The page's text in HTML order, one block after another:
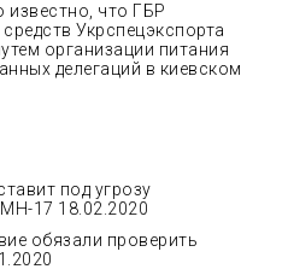
известно, что ГБР
Укрспецэкспорта
организации питания
делегаций в киевском
под угрозу
17 18.02.2020
обязали проверить